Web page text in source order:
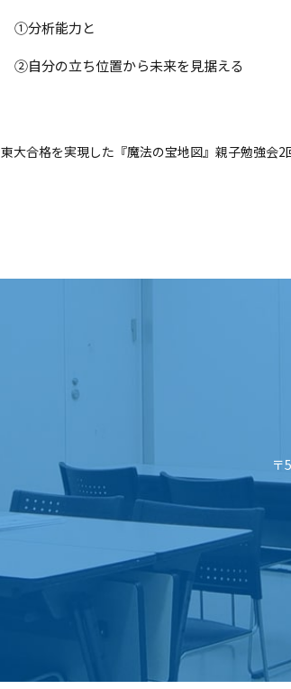
①分析能力と
②自分の立ち位置から未来を見据える
東大合格を実現した『魔法の宝地図』親子勉強会2
〒